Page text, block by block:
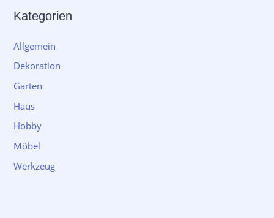
Kategorien
Allgemein
Dekoration
Garten
Haus
Hobby
Möbel
Werkzeug